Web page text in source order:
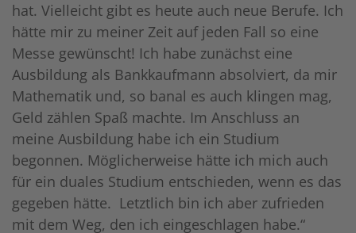
hat. Vielleicht gibt es heute auch neue Berufe. Ich
hätte mir zu meiner Zeit auf jeden Fall so eine
Messe gewünscht! Ich habe zunächst eine
Ausbildung als Bankkaufmann absolviert, da mir
Mathematik und, so banal es auch klingen mag,
Geld zählen Spaß machte. Im Anschluss an
meine Ausbildung habe ich ein Studium
begonnen. Möglicherweise hätte ich mich auch
für ein duales Studium entschieden, wenn es das
gegeben hätte. Letztlich bin ich aber zufrieden
mit dem Weg, den ich eingeschlagen habe.“